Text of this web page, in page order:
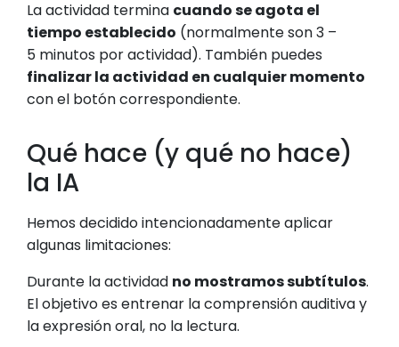
La actividad termina cuando se agota el
tiempo establecido (normalmente son 3 –
5 minutos por actividad). También puedes
finalizar la actividad en cualquier momento
con el botón correspondiente.
Qué hace (y qué no hace)
la IA
Hemos decidido intencionadamente aplicar
algunas limitaciones:
Durante la actividad no mostramos subtítulos.
El objetivo es entrenar la comprensión auditiva y
la expresión oral, no la lectura.